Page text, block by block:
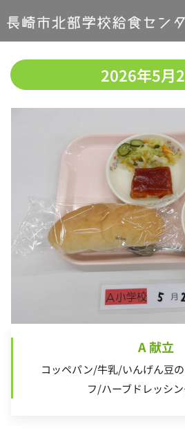
2026年5月
A 献立
コッペパン/牛乳/いんげん豆
フ/ハーブドレッシ